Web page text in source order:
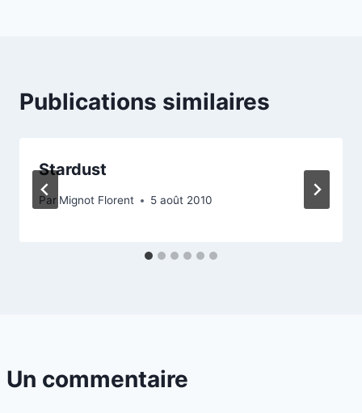
Publications similaires
Stardust
Par Mignot Florent 5 août 2010
Un commentaire